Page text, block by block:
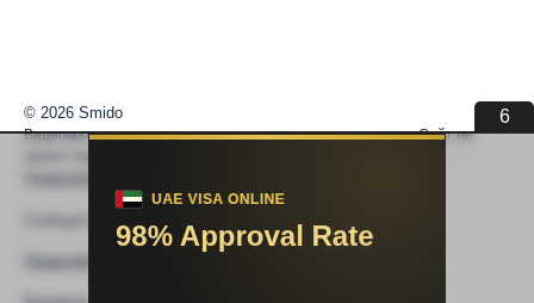
6
© 2026 Smido
Видеоматериалы встраиваются из открытых источников. Сайт не
Видео не работает